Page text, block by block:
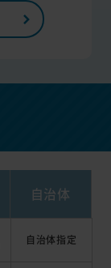
自治体
自治体指定